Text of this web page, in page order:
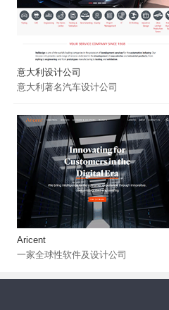
意大利设计公司
意大利著名汽车设计公司
Aricent
一家全球性软件及设计公司